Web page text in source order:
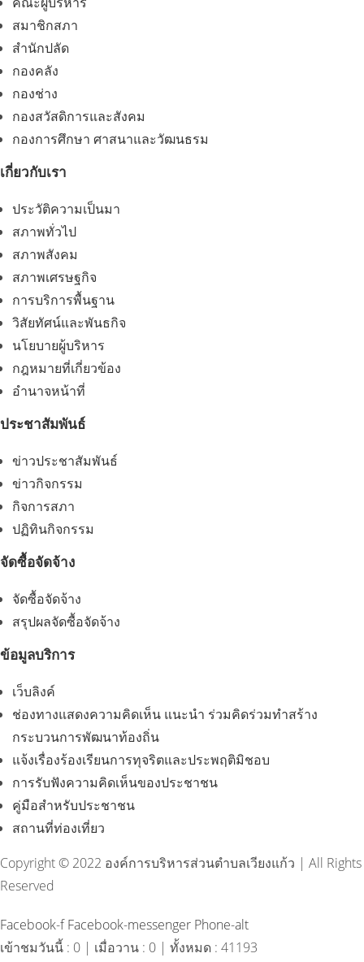
สมาชิกสภา
สำนักปลัด
กองคลัง
กองช่าง
กองสวัสดิการและสังคม
กองการศึกษา ศาสนาและวัฒนธรม
เกี่ยวกับเรา
ประวัติความเป็นมา
สภาพทั่วไป
สภาพสังคม
สภาพเศรษฐกิจ
การบริการพื้นฐาน
วิสัยทัศน์และพันธกิจ
นโยบายผู้บริหาร
กฎหมายที่เกี่ยวข้อง
อํานาจหน้าที่
ประชาสัมพันธ์
ข่าวประชาสัมพันธ์
ข่าวกิจกรรม
กิจการสภา
ปฏิทินกิจกรรม
จัดซื้อจัดจ้าง
จัดซื้อจัดจ้าง
สรุปผลจัดซื้อจัดจ้าง
ข้อมูลบริการ
เว็บลิงค์
ช่องทางแสดงความคิดเห็น แนะนำ ร่วมคิดร่วมทำสร้าง
กระบวนการพัฒนาท้องถิ่น
แจ้งเรื่องร้องเรียนการทุจริตและประพฤติมิชอบ
การรับฟังความคิดเห็นของประชาชน
คู่มือสำหรับประชาชน
สถานที่ท่องเที่ยว
Copyright © 2022 องค์การบริหารส่วนตำบลเวียงแก้ว | All Rights
Reserved
Facebook-f Facebook-messenger Phone-alt
เข้าชมวันนี้ : 0 | เมื่อวาน : 0 | ทั้งหมด : 41193